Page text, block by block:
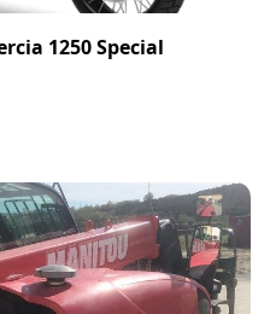
1250 Special